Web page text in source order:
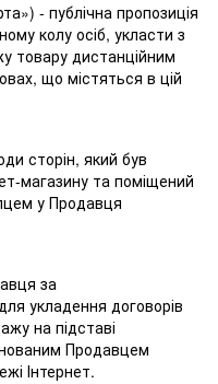
- публічна пропозиція
колу осіб, укласти з
товару дистанційним
що містяться в цій
сторін, який був
магазину та поміщений
у Продавця
за
укладення договорів
на підставі
Продавцем
Інтернет.